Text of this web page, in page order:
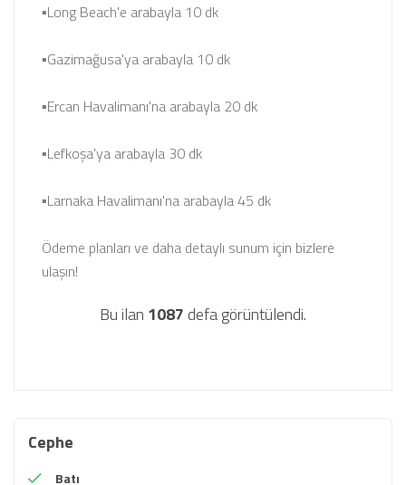
▪Long Beach'e arabayla 10 dk
▪Gazimağusa'ya arabayla 10 dk
▪Ercan Havalimanı'na arabayla 20 dk
▪Lefkoşa'ya arabayla 30 dk
▪Larnaka Havalimanı'na arabayla 45 dk
Ödeme planları ve daha detaylı sunum için bizlere
ulaşın!
Bu ilan 1087 defa görüntülendi.
Cephe
Batı